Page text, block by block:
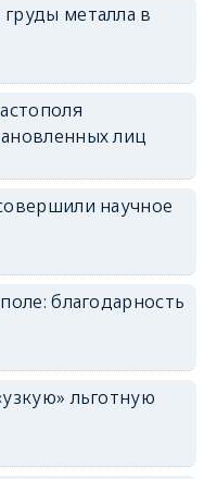
металла в
лиц
научное
благодарность
льготную